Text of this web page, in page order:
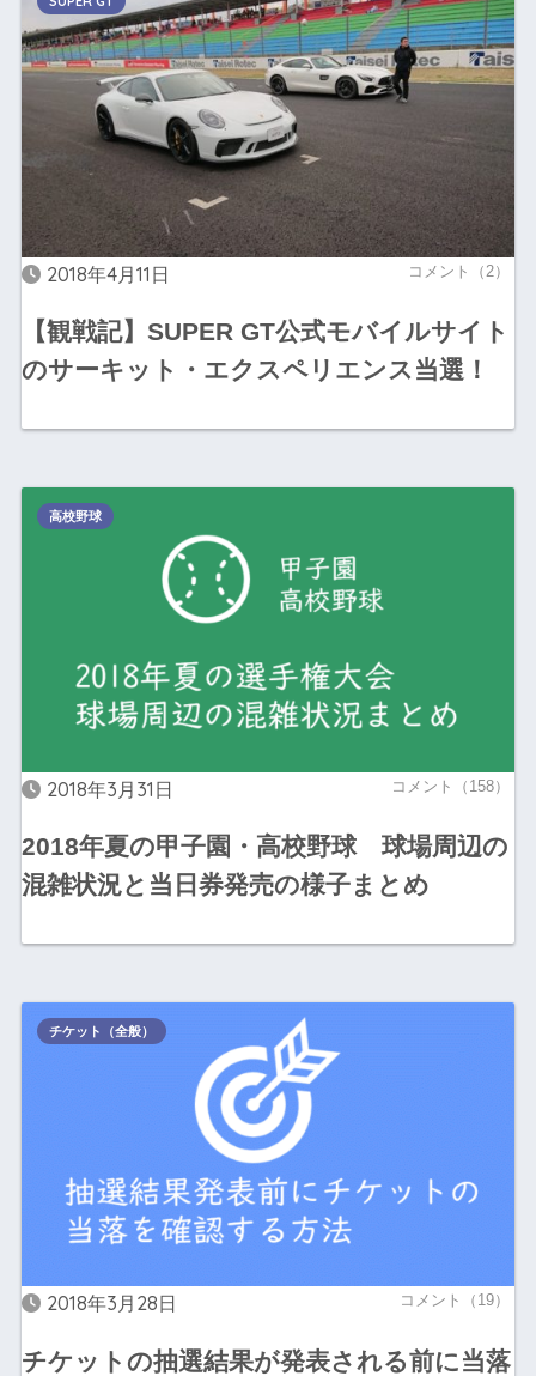
2018年4月11日 コメント（2）
【観戦記】SUPER GT公式モバイルサイト
のサーキット・エクスペリエンス当選！
2018年3月31日 コメント（158）
2018年夏の甲子園・高校野球 球場周辺の
混雑状況と当日券発売の様子まとめ
高校野球
2018年3月28日 コメント（19）
チケットの抽選結果が発表される前に当落
チケット（全般）